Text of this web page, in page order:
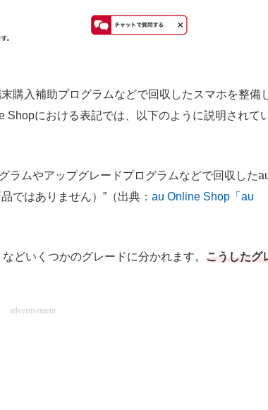
入補助プログラムなどで回収したスマホを整備
における表記では、以下のように説明されて
ムやアップグレードプログラムなどで回収した
ではありません）”（出典： au Online Shop「au
いくつかのグレードに分かれます。 こうしたグ
advertisement